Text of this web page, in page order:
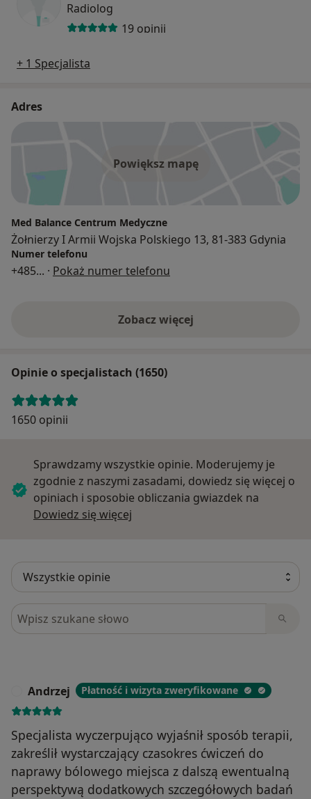
Radiolog
19 opinii
+ 1 Specjalista
Adres
Powiększ mapę
Med Balance Centrum Medyczne
Żołnierzy I Armii Wojska Polskiego 13, 81-383 Gdynia
Numer telefonu
+485... · Pokaż numer telefonu
Zobacz więcej
Opinie o specjalistach (1650)
1650 opinii
Sprawdzamy wszystkie opinie. Moderujemy je
zgodnie z naszymi zasadami, dowiedz się więcej o
opiniach i sposobie obliczania gwiazdek na
Dowiedz się więcej
Szukaj w opiniach
Andrzej Płatność i wizyta zweryfikowane
Specjalista wyczerpująco wyjaśnił sposób terapii,
zakreślił wystarczający czasokres ćwiczeń do
naprawy bólowego miejsca z dalszą ewentualną
perspektywą dodatkowych szczegółowych badań